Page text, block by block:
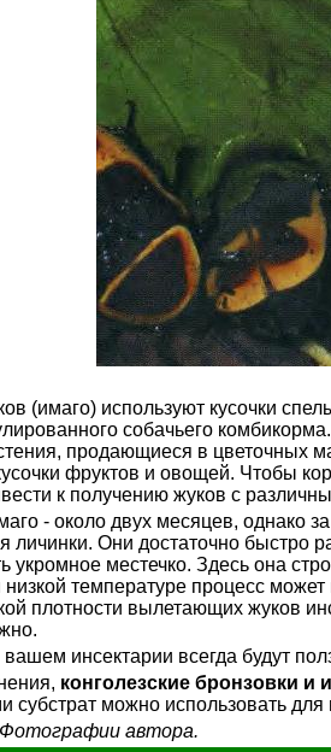
(имаго) используют кусочки
собачьего
продающиеся в цветочных
фруктов и овощей. Чтобы
к получению жуков с
- около двух месяцев, однако
Они достаточно быстро
укромное местечко. Здесь она
температуре процесс
плотности вылетающих жуков
инсектарии всегда будут
конголезские бронзовки
субстрат можно использовать
автора.